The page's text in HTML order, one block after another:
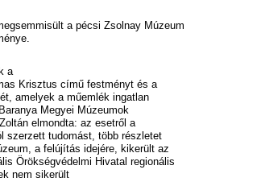
a pécsi Zsolnay Múzeum
a
Krisztus című festményt és a
amelyek a műemlék ingatlan
Megyei Múzeumok
elmondta: az esetről a
szerzett tudomást, több részletet
a felújítás idejére, kikerült az
Örökségvédelmi Hivatal regionális
nem sikerült